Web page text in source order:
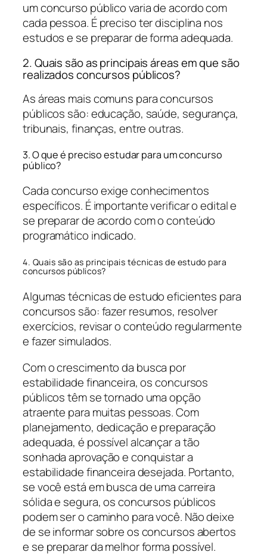
um concurso público varia de acordo com
cada pessoa. É preciso ter disciplina nos
estudos e se preparar de forma adequada.
2. Quais são as principais áreas em que são
realizados concursos públicos?
As áreas mais comuns para concursos
públicos são: educação, saúde, segurança,
tribunais, finanças, entre outras.
3. O que é preciso estudar para um concurso
público?
Cada concurso exige conhecimentos
específicos. É importante verificar o edital e
se preparar de acordo com o conteúdo
programático indicado.
4. Quais são as principais técnicas de estudo para
concursos públicos?
Algumas técnicas de estudo eficientes para
concursos são: fazer resumos, resolver
exercícios, revisar o conteúdo regularmente
e fazer simulados.
Com o crescimento da busca por
estabilidade financeira, os concursos
públicos têm se tornado uma opção
atraente para muitas pessoas. Com
planejamento, dedicação e preparação
adequada, é possível alcançar a tão
sonhada aprovação e conquistar a
estabilidade financeira desejada. Portanto,
se você está em busca de uma carreira
sólida e segura, os concursos públicos
podem ser o caminho para você. Não deixe
de se informar sobre os concursos abertos
e se preparar da melhor forma possível.